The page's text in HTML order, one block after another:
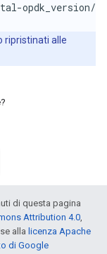
opdk_version/
ripristinati alle
di questa pagina
Attribution 4.0,
alla licenza Apache
di Google